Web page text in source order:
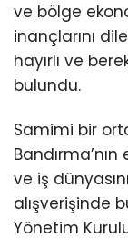
ve bölge
inançlarını
hayırlı ve
bulundu.
Samimi bir
ve iş
alışverişinde
Yönetim